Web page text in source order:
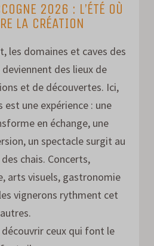
2026 : L’ÉTÉ OÙ
LA CRÉATION
les domaines et caves des
des lieux de
et de découvertes. Ici,
est une expérience : une
en échange, une
un spectacle surgit au
chais. Concerts,
arts visuels, gastronomie
vignerons rythment cet
ceux qui font le